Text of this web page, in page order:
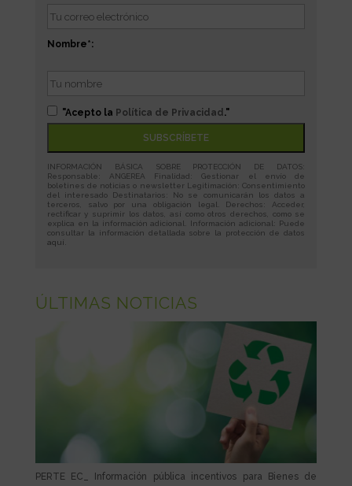
Nombre*:
"Acepto la Política de Privacidad ."
INFORMACIÓN BÁSICA SOBRE PROTECCIÓN DE DATOS:
Responsable: ANGEREA Finalidad: Gestionar el envío de
boletines de noticias o newsletter Legitimación: Consentimiento
del interesado Destinatarios: No se comunicarán los datos a
terceros, salvo por una obligación legal. Derechos: Acceder,
rectificar y suprimir los datos, así como otros derechos, como se
explica en la información adicional. Información adicional: Puede
consultar la información detallada sobre la protección de datos
aquí.
ÚLTIMAS NOTICIAS
PERTE EC_ Información pública incentivos para Bienes de